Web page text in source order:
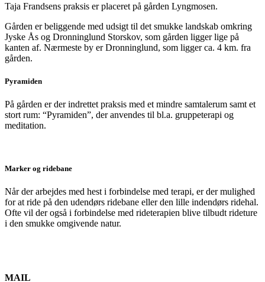
Taja Frandsens praksis er placeret på gården Lyngmosen.
Gården er beliggende med udsigt til det smukke landskab omkring
Jyske Ås og Dronninglund Storskov, som gården ligger lige på
kanten af. Nærmeste by er Dronninglund, som ligger ca. 4 km. fra
gården.
Pyramiden
På gården er der indrettet praksis med et mindre samtalerum samt et
stort rum: “Pyramiden”, der anvendes til bl.a. gruppeterapi og
meditation.
Marker og ridebane
Når der arbejdes med hest i forbindelse med terapi, er der mulighed
for at ride på den udendørs ridebane eller den lille indendørs ridehal.
Ofte vil der også i forbindelse med rideterapien blive tilbudt rideture
i den smukke omgivende natur.
MAIL